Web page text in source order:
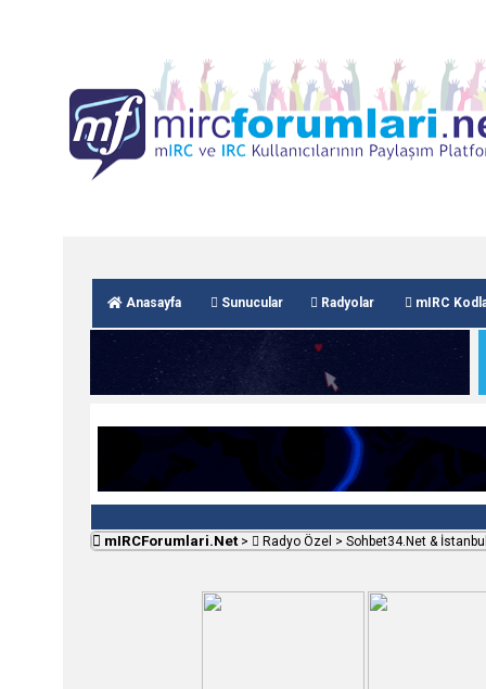
Anasayfa Sunucular Radyolar mIRC
mIRCForumlari.Net > Radyo Özel > Sohbet34.Net &